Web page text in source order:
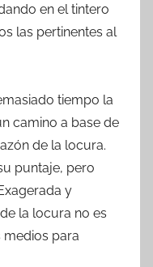
en el tintero
las pertinentes al
tiempo la
camino a base de
de la locura.
puntaje, pero
y
la locura no es
para